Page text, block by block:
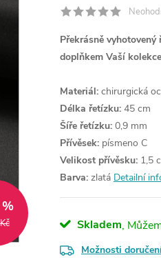
Překrásně
doplňkem Vaší
Materiál: chirurgická
Délka řetízku: 45 cm
Šíře řetízku: 0,9 mm
Přívěsek: písmeno C
Velikost přívěsku: 1,5
Barva: zlatá Detailní
Skladem
Možnosti